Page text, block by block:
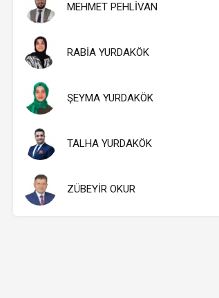
MEHMET PEHLİVAN
RABİA YURDAKÖK
ŞEYMA YURDAKÖK
TALHA YURDAKÖK
ZÜBEYİR OKUR